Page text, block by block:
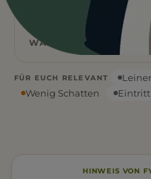
Flach
WASSERART
FÜR EUCH RELEVANT
Wenig Schatten
Eintritt
HINWEIS VON